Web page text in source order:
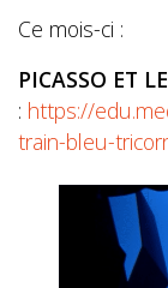
Ce mois-ci :
PICASSO ET
: https://
train-bleu-